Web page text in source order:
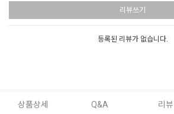
리뷰쓰기
등록된 리뷰가 없습니다.
상품상세 Q&A 리뷰